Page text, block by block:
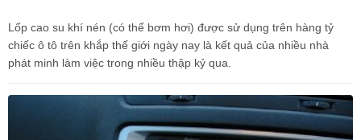
Lốp cao su khí nén (có thể bơm hơi) được sử dụng trên hàng tỷ
chiếc ô tô trên khắp thế giới ngày nay là kết quả của nhiều nhà
phát minh làm việc trong nhiều thập kỷ qua.